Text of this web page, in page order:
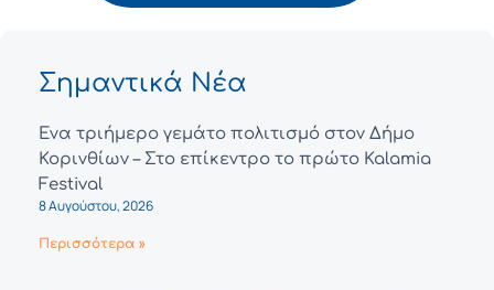
Σημαντικά Νέα
Ένα τριήμερο γεμάτο πολιτισμό στον Δήμο
Κορινθίων – Στο επίκεντρο το πρώτο Kalamia
Festival
8 Αυγούστου, 2026
Περισσότερα »